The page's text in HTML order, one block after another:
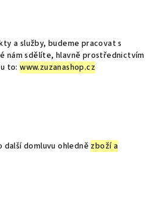
a služby, budeme pracovat s
nám sdělíte, hlavně prostřednictvím
to:www.zuzanashop.cz
domluvu ohledně zboží a